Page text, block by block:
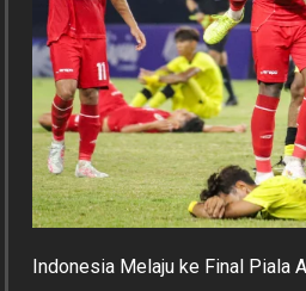
Indonesia Melaju ke Final Piala